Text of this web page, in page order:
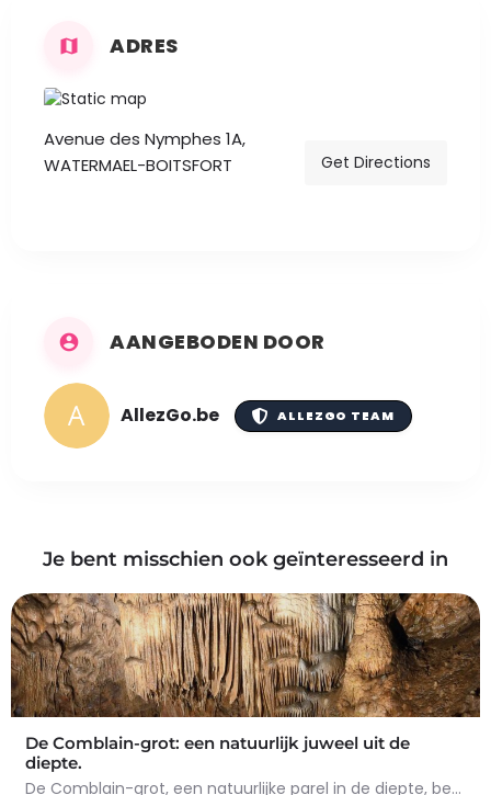
ADRES
Avenue des Nymphes 1A,
WATERMAEL-BOITSFORT
Get Directions
AANGEBODEN DOOR
AllezGo.be ALLEZGO TEAM
Je bent misschien ook geïnteresseerd in
De Comblain-grot: een natuurlijk juweel uit de
diepte.
De Comblain-grot, een natuurlijke parel in de diepte, betovert met zijn spectaculaire concreties. Tijdens het…